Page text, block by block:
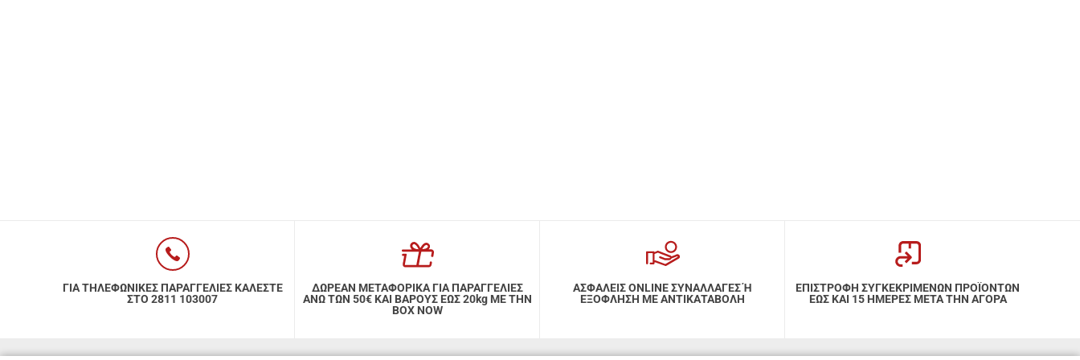
ΓΙΑ ΤΗΛΕΦΩΝΙΚΕΣ ΠΑΡΑΓΓΕΛΙΕΣ ΚΑΛΕΣΤΕ
ΣΤΟ 2811 103007
ΔΩΡΕΑΝ ΜΕΤΑΦΟΡΙΚΑ ΓΙΑ ΠΑΡΑΓΓΕΛΙΕΣ
ΑΝΩ ΤΩΝ 50€ ΚΑΙ ΒΑΡΟΥΣ ΕΩΣ 20kg ΜΕ ΤΗΝ
BOX NOW
ΑΣΦΑΛΕΙΣ ONLINE ΣΥΝΑΛΛΑΓΕΣ Ή
ΕΞΟΦΛΗΣΗ ΜΕ ΑΝΤΙΚΑΤΑΒΟΛΗ
ΕΠΙΣΤΡΟΦΗ ΣΥΓΚΕΚΡΙΜΕΝΩΝ ΠΡΟΪΟΝΤΩΝ
ΕΩΣ ΚΑΙ 15 ΗΜΕΡΕΣ ΜΕΤΑ ΤΗΝ ΑΓΟΡΑ